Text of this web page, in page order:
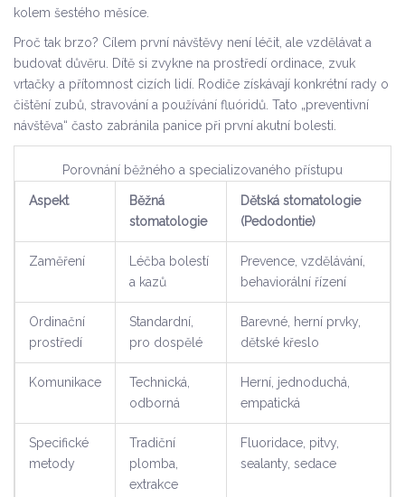
kolem šestého měsíce.
Proč tak brzo? Cílem první návštěvy není léčit, ale vzdělávat a
budovat důvěru. Dítě si zvykne na prostředí ordinace, zvuk
vrtačky a přítomnost cizích lidí. Rodiče získávají konkrétní rady o
čištění zubů, stravování a používání fluóridů. Tato „preventivní
návštěva“ často zabránila panice při první akutní bolesti.
Porovnání běžného a specializovaného přístupu
Aspekt
Běžná
stomatologie
Dětská stomatologie
(Pedodontie)
Zaměření
Léčba bolestí
a kazů
Prevence, vzdělávání,
behaviorální řízení
Ordinační
prostředí
Standardní,
pro dospělé
Barevné, herní prvky,
dětské křeslo
Komunikace
Technická,
odborná
Herní, jednoduchá,
empatická
Specifické
metody
Tradiční
plomba,
extrakce
Fluoridace, pitvy,
sealanty, sedace